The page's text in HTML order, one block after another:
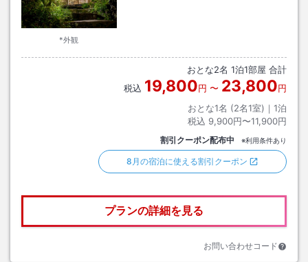
*外観
おとな2名 1泊1部屋 合計
税込 19,800円 〜 23,800円
おとな1名 (2名1室)｜ 1泊
税込 9,900円〜11,900円
割引クーポン配布中 ※利用条件あり
8月の宿泊に使える割引クーポン
プランの詳細を見る
お問い合わせコード